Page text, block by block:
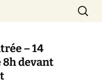
Parents
au service des
Dolent-Arago-
– 14
8h devant